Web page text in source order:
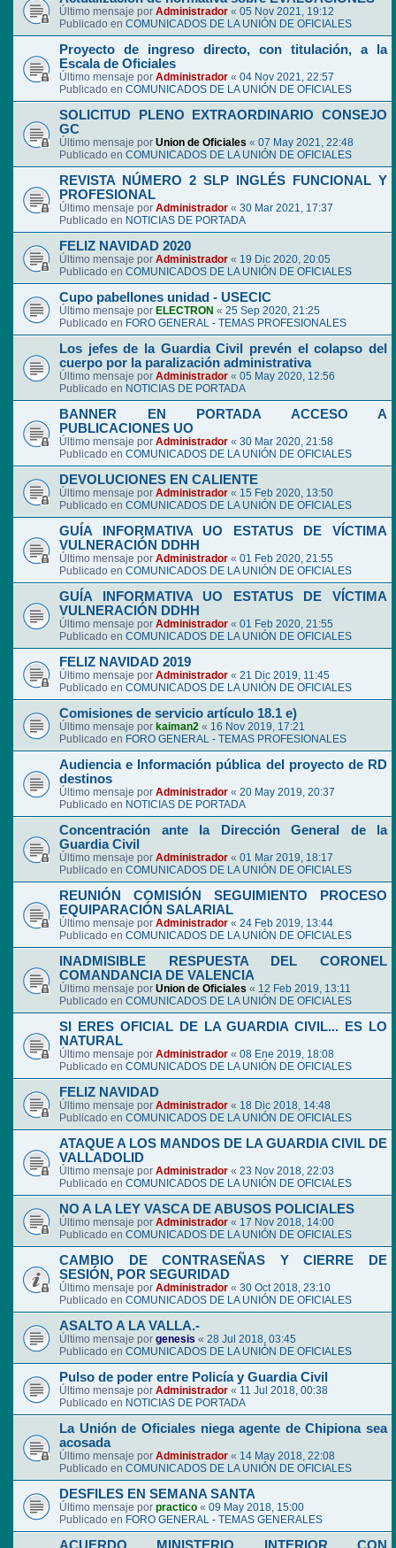
Último mensaje por Administrador « 05 Nov 2021, 19:12
Publicado en COMUNICADOS DE LA UNIÓN DE OFICIALES
Proyecto de ingreso directo, con titulación, a la
Escala de Oficiales
Último mensaje por Administrador « 04 Nov 2021, 22:57
Publicado en COMUNICADOS DE LA UNIÓN DE OFICIALES
SOLICITUD PLENO EXTRAORDINARIO CONSEJO
GC
Último mensaje por Union de Oficiales « 07 May 2021, 22:48
Publicado en COMUNICADOS DE LA UNIÓN DE OFICIALES
REVISTA NÚMERO 2 SLP INGLÉS FUNCIONAL Y
PROFESIONAL
Último mensaje por Administrador « 30 Mar 2021, 17:37
Publicado en NOTICIAS DE PORTADA
FELIZ NAVIDAD 2020
Último mensaje por Administrador « 19 Dic 2020, 20:05
Publicado en COMUNICADOS DE LA UNIÓN DE OFICIALES
Cupo pabellones unidad - USECIC
Último mensaje por ELECTRON « 25 Sep 2020, 21:25
Publicado en FORO GENERAL - TEMAS PROFESIONALES
Los jefes de la Guardia Civil prevén el colapso del
cuerpo por la paralización administrativa
Último mensaje por Administrador « 05 May 2020, 12:56
Publicado en NOTICIAS DE PORTADA
BANNER EN PORTADA ACCESO A
PUBLICACIONES UO
Último mensaje por Administrador « 30 Mar 2020, 21:58
Publicado en COMUNICADOS DE LA UNIÓN DE OFICIALES
DEVOLUCIONES EN CALIENTE
Último mensaje por Administrador « 15 Feb 2020, 13:50
Publicado en COMUNICADOS DE LA UNIÓN DE OFICIALES
GUÍA INFORMATIVA UO ESTATUS DE VÍCTIMA
VULNERACIÓN DDHH
Último mensaje por Administrador « 01 Feb 2020, 21:55
Publicado en COMUNICADOS DE LA UNIÓN DE OFICIALES
GUÍA INFORMATIVA UO ESTATUS DE VÍCTIMA
VULNERACIÓN DDHH
Último mensaje por Administrador « 01 Feb 2020, 21:55
Publicado en COMUNICADOS DE LA UNIÓN DE OFICIALES
FELIZ NAVIDAD 2019
Último mensaje por Administrador « 21 Dic 2019, 11:45
Publicado en COMUNICADOS DE LA UNIÓN DE OFICIALES
Comisiones de servicio artículo 18.1 e)
Último mensaje por kaiman2 « 16 Nov 2019, 17:21
Publicado en FORO GENERAL - TEMAS PROFESIONALES
Audiencia e Información pública del proyecto de RD
destinos
Último mensaje por Administrador « 20 May 2019, 20:37
Publicado en NOTICIAS DE PORTADA
Concentración ante la Dirección General de la
Guardia Civil
Último mensaje por Administrador « 01 Mar 2019, 18:17
Publicado en COMUNICADOS DE LA UNIÓN DE OFICIALES
REUNIÓN COMISIÓN SEGUIMIENTO PROCESO
EQUIPARACIÓN SALARIAL
Último mensaje por Administrador « 24 Feb 2019, 13:44
Publicado en COMUNICADOS DE LA UNIÓN DE OFICIALES
INADMISIBLE RESPUESTA DEL CORONEL
COMANDANCIA DE VALENCIA
Último mensaje por Union de Oficiales « 12 Feb 2019, 13:11
Publicado en COMUNICADOS DE LA UNIÓN DE OFICIALES
SI ERES OFICIAL DE LA GUARDIA CIVIL... ES LO
NATURAL
Último mensaje por Administrador « 08 Ene 2019, 18:08
Publicado en COMUNICADOS DE LA UNIÓN DE OFICIALES
FELIZ NAVIDAD
Último mensaje por Administrador « 18 Dic 2018, 14:48
Publicado en COMUNICADOS DE LA UNIÓN DE OFICIALES
ATAQUE A LOS MANDOS DE LA GUARDIA CIVIL DE
VALLADOLID
Último mensaje por Administrador « 23 Nov 2018, 22:03
Publicado en COMUNICADOS DE LA UNIÓN DE OFICIALES
NO A LA LEY VASCA DE ABUSOS POLICIALES
Último mensaje por Administrador « 17 Nov 2018, 14:00
Publicado en COMUNICADOS DE LA UNIÓN DE OFICIALES
CAMBIO DE CONTRASEÑAS Y CIERRE DE
SESIÓN, POR SEGURIDAD
Último mensaje por Administrador « 30 Oct 2018, 23:10
Publicado en COMUNICADOS DE LA UNIÓN DE OFICIALES
ASALTO A LA VALLA.-
Último mensaje por genesis « 28 Jul 2018, 03:45
Publicado en COMUNICADOS DE LA UNIÓN DE OFICIALES
Pulso de poder entre Policía y Guardia Civil
Último mensaje por Administrador « 11 Jul 2018, 00:38
Publicado en NOTICIAS DE PORTADA
La Unión de Oficiales niega agente de Chipiona sea
acosada
Último mensaje por Administrador « 14 May 2018, 22:08
Publicado en COMUNICADOS DE LA UNIÓN DE OFICIALES
DESFILES EN SEMANA SANTA
Último mensaje por practico « 09 May 2018, 15:00
Publicado en FORO GENERAL - TEMAS GENERALES